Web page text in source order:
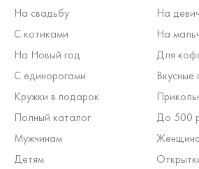
На свадьбу
На
С котиками
На
На Новый год
Для
С единорогами
Вкусные
Кружки в подарок
Полный каталог
До 500
Мужчинам
Детям